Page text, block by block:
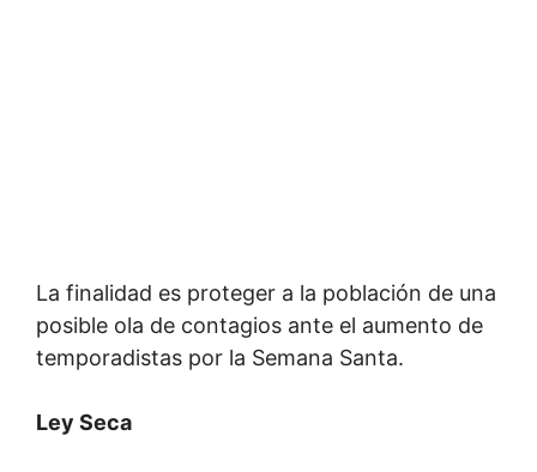
La finalidad es proteger a la población de una
posible ola de contagios ante el aumento de
temporadistas por la Semana Santa.
Ley Seca